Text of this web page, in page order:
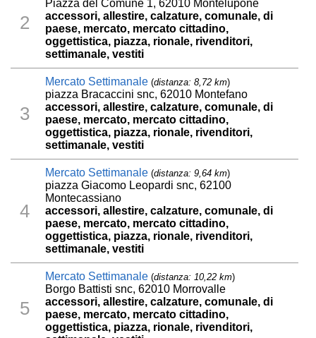
2
Piazza del Comune 1, 62010 Montelupone
accessori, allestire, calzature, comunale, di
paese, mercato, mercato cittadino,
oggettistica, piazza, rionale, rivenditori,
settimanale, vestiti
3
Mercato Settimanale (distanza: 8,72 km)
piazza Bracaccini snc, 62010 Montefano
accessori, allestire, calzature, comunale, di
paese, mercato, mercato cittadino,
oggettistica, piazza, rionale, rivenditori,
settimanale, vestiti
4
Mercato Settimanale (distanza: 9,64 km)
piazza Giacomo Leopardi snc, 62100
Montecassiano
accessori, allestire, calzature, comunale, di
paese, mercato, mercato cittadino,
oggettistica, piazza, rionale, rivenditori,
settimanale, vestiti
5
Mercato Settimanale (distanza: 10,22 km)
Borgo Battisti snc, 62010 Morrovalle
accessori, allestire, calzature, comunale, di
paese, mercato, mercato cittadino,
oggettistica, piazza, rionale, rivenditori,